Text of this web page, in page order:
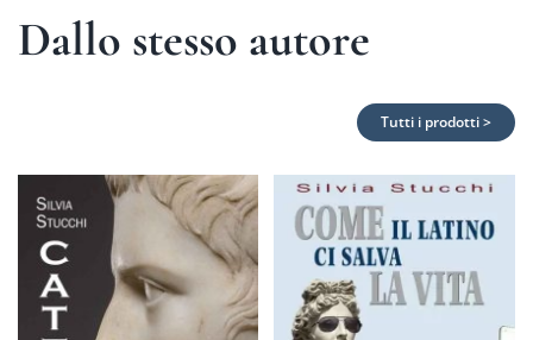
Dallo stesso autore
Tutti i prodotti >